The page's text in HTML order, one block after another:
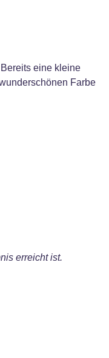
eine kleine
Farbe
erreicht ist.